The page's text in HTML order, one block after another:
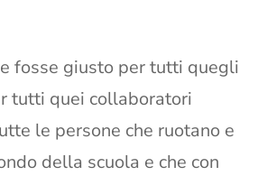
fosse giusto per tutti quegli
tutti quei collaboratori
le persone che ruotano e
della scuola e che con